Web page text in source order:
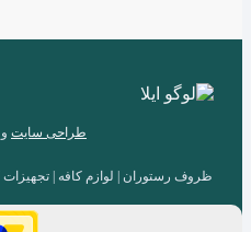
طراحی سایت و
ظروف رستوران | لوازم کافه |